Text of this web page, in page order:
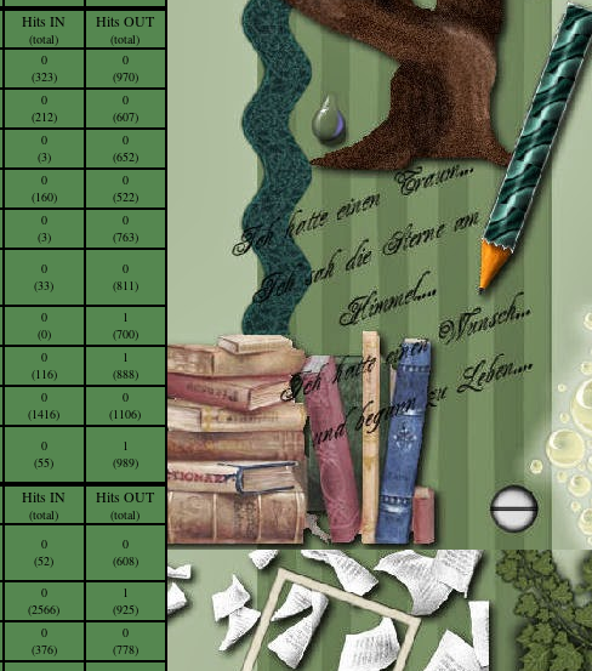
Hits IN
(total)
Hits OUT
(total)
0
(323)
0
(970)
0
(212)
0
(607)
0
(3)
0
(652)
0
(160)
0
(522)
0
(3)
0
(763)
0
(33)
0
(811)
0
(0)
1
(700)
0
(116)
1
(888)
0
(1416)
0
(1106)
0
(55)
1
(989)
Hits IN
(total)
Hits OUT
(total)
0
(52)
0
(608)
0
(2566)
1
(925)
0
(376)
0
(778)